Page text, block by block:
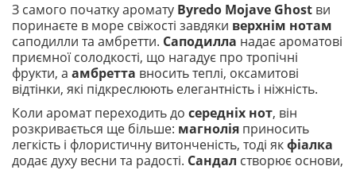
З самого початку аромату Byredo Mojave Ghost ви
поринаєте в море свіжості завдяки верхнім нотам
саподилли та амбретти. Саподилла надає ароматові
приємної солодкості, що нагадує про тропічні
фрукти, а амбретта вносить теплі, оксамитові
відтінки, які підкреслюють елегантність і ніжність.
Коли аромат переходить до середніх нот, він
розкривається ще більше: магнолія приносить
легкість і флористичну витонченість, тоді якфіалка
додає духу весни та радості. Сандал створює основи,